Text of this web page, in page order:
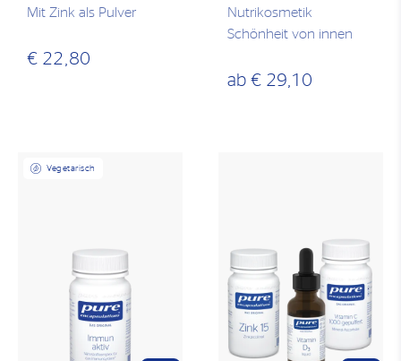
Mit Zink als Pulver
€ 22,80
Nutrikosmetik
Schönheit von innen
ab € 29,10
Vegetarisch